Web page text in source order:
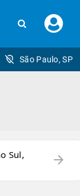
seu
São Paulo, SP
Sul,
arrow_forward